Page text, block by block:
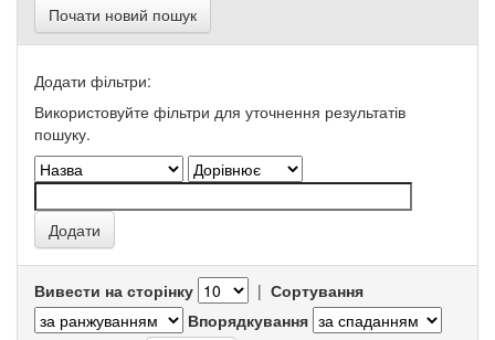
Почати новий пошук
Додати фільтри:
Використовуйте фільтри для уточнення результатів
пошуку.
Вивести на сторінку | Сортування
Впорядкування